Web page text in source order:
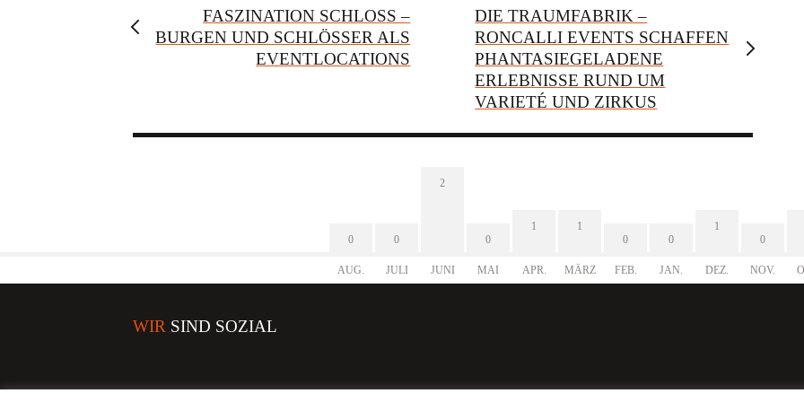
FASZINATION SCHLOSS –
BURGEN UND SCHLÖSSER ALS
EVENTLOCATIONS
DIE TRAUMFABRIK –
RONCALLI EVENTS SCHAFFEN
PHANTASIEGELADENE
ERLEBNISSE RUND UM
VARIETÉ UND ZIRKUS
0
AUG.
0
JULI
2
JUNI
0
MAI
1
APR.
1
MÄRZ
0
FEB.
0
JAN.
1
DEZ.
0
NOV.
WIR SIND SOZIAL